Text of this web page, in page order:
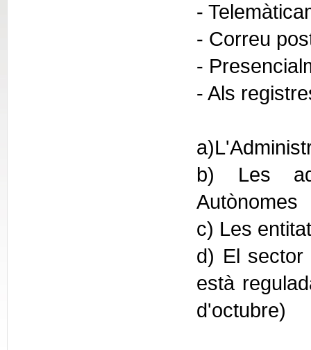
-
- Correu
-
- Als
b) Les
Autònomes
c) Les
d) El sector
està
d'octubre)